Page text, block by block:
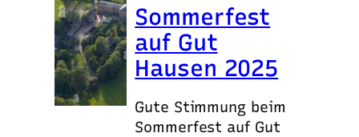
Sommerfest
auf Gut
Hausen 2025
Gute Stimmung beim
Sommerfest auf Gut